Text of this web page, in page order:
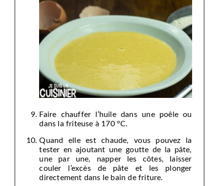
Faire chauffer l’huile dans une poêle ou
dans la friteuse à 170 °C.
Quand elle est chaude, vous pouvez la
tester en ajoutant une goutte de la pâte,
une par une, napper les côtes, laisser
couler l’excès de pâte et les plonger
directement dans le bain de friture.